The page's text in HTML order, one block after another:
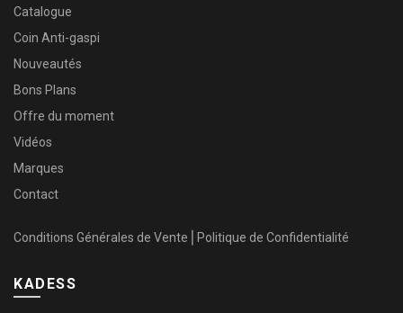
Catalogue
Coin Anti-gaspi
Nouveautés
Bons Plans
Offre du moment
Vidéos
Marques
Contact
Conditions Générales de Vente Politique de Confidentialité
KADESS